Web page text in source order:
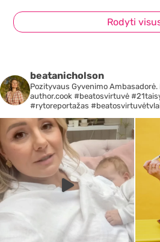
Rodyti
beatanicholson
Pozityvaus Gyvenimo Ambasadorė.
author.cook #beatosvirtuvė
#rytoreportažas